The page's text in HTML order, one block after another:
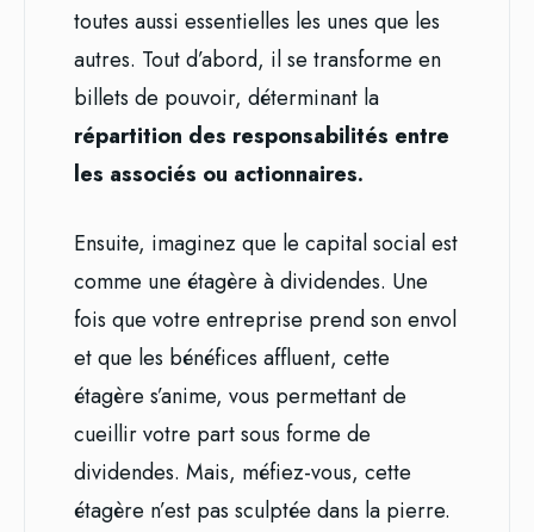
toutes aussi essentielles les unes que les
autres. Tout d’abord, il se transforme en
billets de pouvoir, déterminant la
répartition des responsabilités entre
les associés ou actionnaires.
Ensuite, imaginez que le capital social est
comme une étagère à dividendes. Une
fois que votre entreprise prend son envol
et que les bénéfices affluent, cette
étagère s’anime, vous permettant de
cueillir votre part sous forme de
dividendes. Mais, méfiez-vous, cette
étagère n’est pas sculptée dans la pierre.